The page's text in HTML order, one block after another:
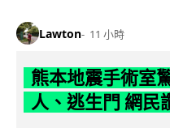
Lawton 11 小時
熊本地震手術室
人、逃生門 網民